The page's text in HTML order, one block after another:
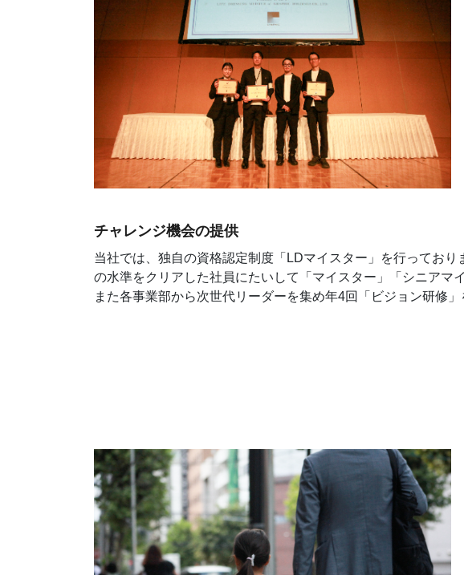
チャレンジ機会の提供
当社では、独自の資格認定制度「LDマイスター」を行ってお
の水準をクリアした社員にたいして「マイスター」「シニア
また各事業部から次世代リーダーを集め年4回「ビジョン研修